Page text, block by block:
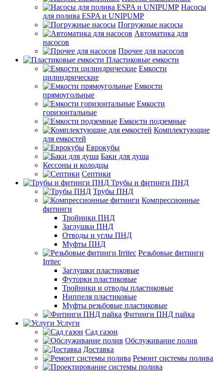
Насосы
для полива ESPA и UNIPUMP
Погружные насосы
Автоматика для
насосов
Прочее для насосов
Пластиковые емкости
Емкости
цилиндрические
Емкости
прямоугольные
Емкости
горизонтальные
Емкости подземные
Комплектующие
для емкостей
Еврокубы
Баки для душа
Кессоны и колодцы
Септики
Трубы и фитинги ПНД
Трубы ПНД
Компрессионные
фитинги
Тройники ПНД
Заглушки ПНД
Отводы и углы ПНД
Муфты ПНД
Резьбовые фитинги
Irritec
Заглушки пластиковые
Футорки пластиковые
Тройники и отводы пластиковые
Ниппеля пластиковые
Муфты резьбовые пластиковые
Фитинги ПНД пайка
Услуги
Сад газон
Обслуживание полив
Доставка
Ремонт системы полива